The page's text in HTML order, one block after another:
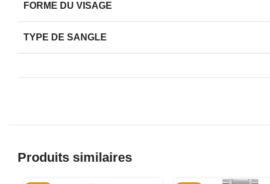
FORME DU VISAGE
TYPE DE SANGLE
Produits similaires